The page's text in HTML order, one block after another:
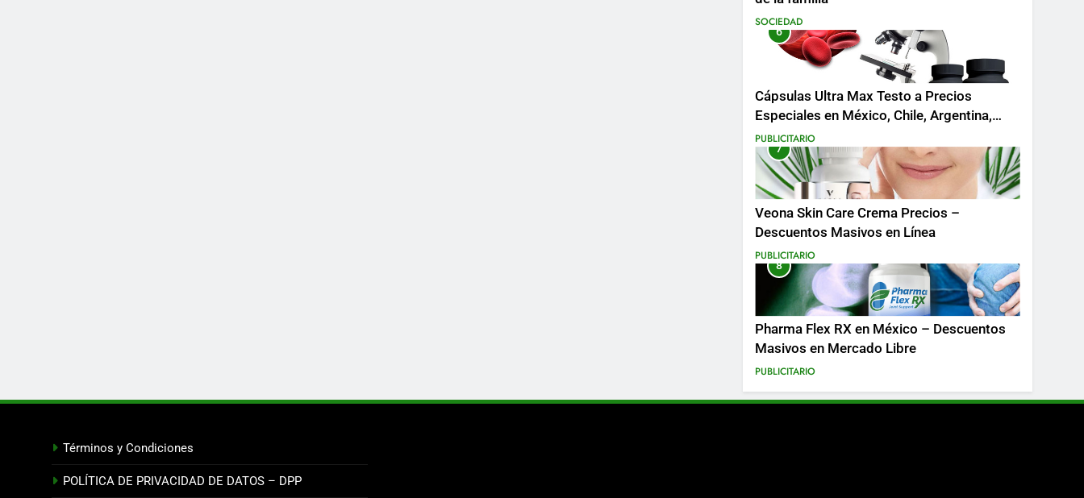
SOCIEDAD
6
Cápsulas Ultra Max Testo a Precios
Especiales en México, Chile, Argentina,
Colombia, Perú , Ecuador, Costa Rica y
Más
PUBLICITARIO
7
Veona Skin Care Crema Precios –
Descuentos Masivos en Línea
PUBLICITARIO
8
Pharma Flex RX en México – Descuentos
Masivos en Mercado Libre
PUBLICITARIO
Términos y Condiciones
POLÍTICA DE PRIVACIDAD DE DATOS – DPP